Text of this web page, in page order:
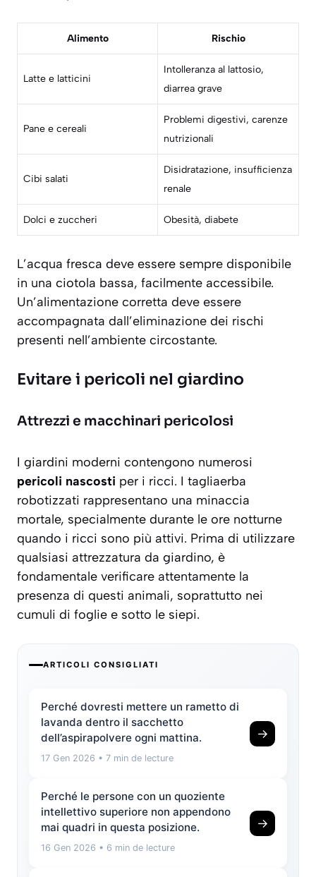
Alimento Rischio
Latte e latticini
Intolleranza al lattosio,
diarrea grave
Pane e cereali
Problemi digestivi, carenze
nutrizionali
Cibi salati
Disidratazione, insufficienza
renale
Dolci e zuccheri Obesità, diabete
L’acqua fresca deve essere sempre disponibile
in una ciotola bassa, facilmente accessibile.
Un’alimentazione corretta deve essere
accompagnata dall’eliminazione dei rischi
presenti nell’ambiente circostante.
Evitare i pericoli nel giardino
Attrezzi e macchinari pericolosi
I giardini moderni contengono numerosi
pericoli nascosti per i ricci. I tagliaerba
robotizzati rappresentano una minaccia
mortale, specialmente durante le ore notturne
quando i ricci sono più attivi. Prima di utilizzare
qualsiasi attrezzatura da giardino, è
fondamentale verificare attentamente la
presenza di questi animali, soprattutto nei
cumuli di foglie e sotto le siepi.
ARTICOLI CONSIGLIATI
Perché dovresti mettere un rametto di
lavanda dentro il sacchetto
dell’aspirapolvere ogni mattina.
17 Gen 2026 • 7 min de lecture
→
Perché le persone con un quoziente
intellettivo superiore non appendono
mai quadri in questa posizione.
16 Gen 2026 • 6 min de lecture
→